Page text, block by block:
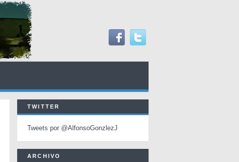
TWITTER
Tweets por @AlfonsoGonzlezJ
ARCHIVO